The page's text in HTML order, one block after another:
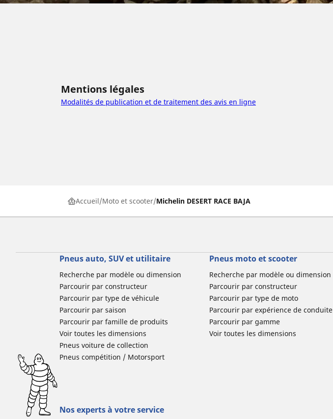
Mentions légales
Modalités de publication et de traitement des avis en ligne
Accueil Moto et scooter Michelin DESERT RACE BAJA
Pneus auto, SUV et utilitaire
Recherche par modèle ou dimension
Parcourir par constructeur
Parcourir par type de véhicule
Parcourir par saison
Parcourir par famille de produits
Voir toutes les dimensions
Pneus voiture de collection
Pneus compétition / Motorsport
Pneus moto et scooter
Recherche par modèle ou dimension
Parcourir par constructeur
Parcourir par type de moto
Parcourir par expérience de conduite
Parcourir par gamme
Voir toutes les dimensions
Nos experts à votre service